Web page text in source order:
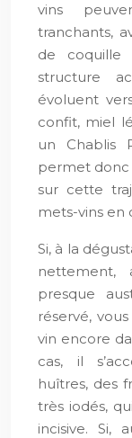
vins
tranchants,
de coquille
structure
évoluent
confit, miel
un Chablis
permet donc
sur cette
mets-vins en
Si, à la
nettement,
presque
réservé,
vin encore
cas, il
huîtres, des
très iodés,
incisive. Si,